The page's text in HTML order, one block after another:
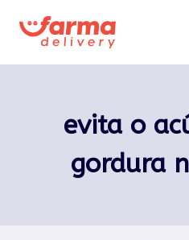
para
evita o
gordura